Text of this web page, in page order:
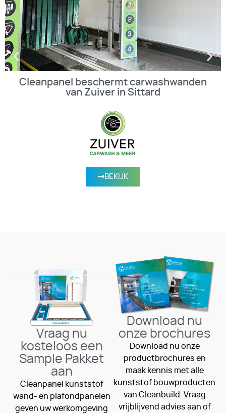
Cleanpanel beschermt carwashwanden
van Zuiver in Sittard
BEKIJK
Vraag nu
kosteloos een
Sample Pakket
aan
Cleanpanel kunststof
wand- en plafondpanelen
geven uw werkomgeving
Download nu
onze brochures
Download nu onze
productbrochures en
maak kennis met alle
kunststof bouwproducten
van Cleanbuild. Vraag
vrijblijvend advies aan of